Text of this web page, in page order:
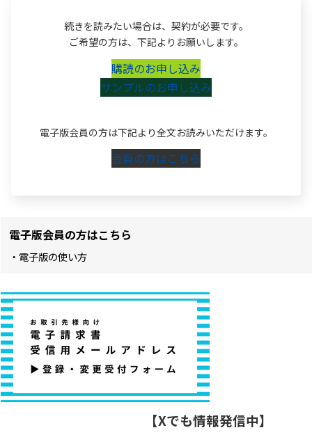
続きを読みたい場合は、契約が必要です。
ご希望の方は、下記よりお願いします。
購読のお申し込み
サンプルのお申し込み
電子版会員の方は下記より全文お読みいただけます。
会員の方はこちら
電子版会員の方はこちら
・電子版の使い方
【Xでも情報発信中】